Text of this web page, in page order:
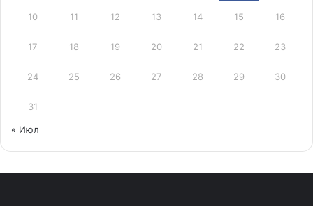
10 11 12 13 14 15 16
17 18 19 20 21 22 23
24 25 26 27 28 29 30
31
« Июл